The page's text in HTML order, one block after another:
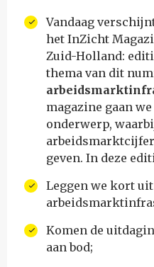
Vandaag
het InZicht
Zuid-Holland:
thema van dit
magazine gaan
onderwerp,
geven. In deze
Leggen we kort
Komen de
aan bod;